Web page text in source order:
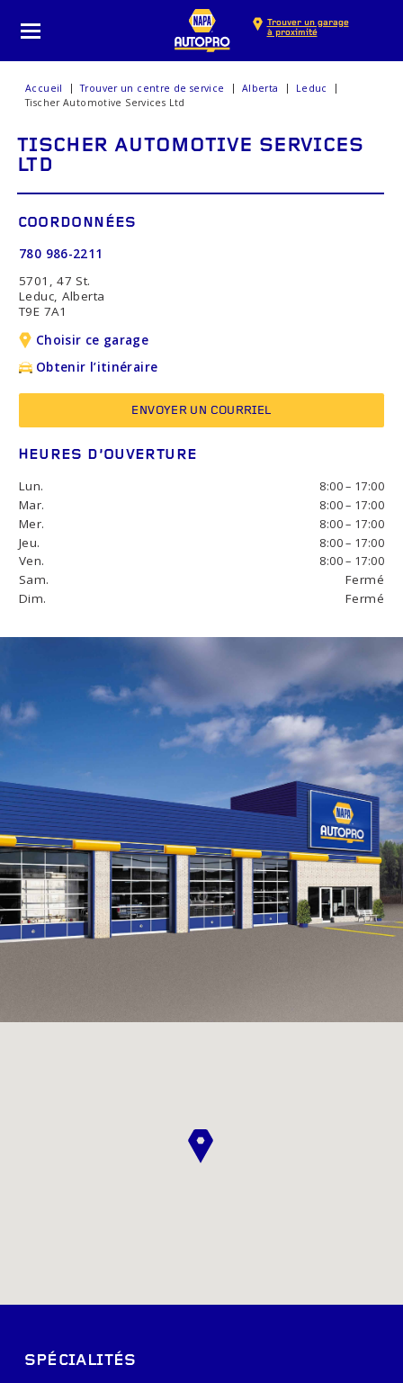
Trouver un garage
à proximité
Accueil Trouver un centre de service Alberta
Leduc
Tischer Automotive Services Ltd
TISCHER AUTOMOTIVE SERVICES
LTD
COORDONNÉES
780 986-2211
5701, 47 St.
Leduc, Alberta
T9E 7A1
Choisir ce garage
Obtenir l’itinéraire
ENVOYER UN COURRIEL
HEURES D’OUVERTURE
Lun.
8:00 – 17:00
Mar.
8:00 – 17:00
Mer.
8:00 – 17:00
Jeu.
8:00 – 17:00
Ven.
8:00 – 17:00
Sam.
Fermé
Dim.
Fermé
SPÉCIALITÉS